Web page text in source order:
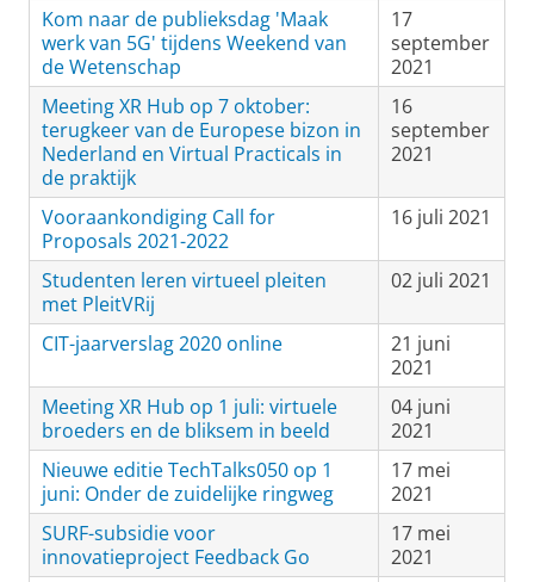
Kom naar de publieksdag 'Maak
werk van 5G' tijdens Weekend van
de Wetenschap
17
september
2021
Meeting XR Hub op 7 oktober:
terugkeer van de Europese bizon in
Nederland en Virtual Practicals in
de praktijk
16
september
2021
Vooraankondiging Call for
Proposals 2021-2022
16 juli 2021
Studenten leren virtueel pleiten
met PleitVRij
02 juli 2021
CIT-jaarverslag 2020 online
21 juni
2021
Meeting XR Hub op 1 juli: virtuele
broeders en de bliksem in beeld
04 juni
2021
Nieuwe editie TechTalks050 op 1
juni: Onder de zuidelijke ringweg
17 mei
2021
SURF-subsidie voor
innovatieproject Feedback Go
17 mei
2021